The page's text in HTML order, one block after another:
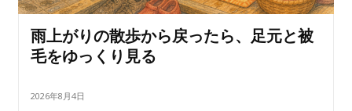
雨上がりの散歩から戻ったら、足元と被
毛をゆっくり見る
2026年8月4日